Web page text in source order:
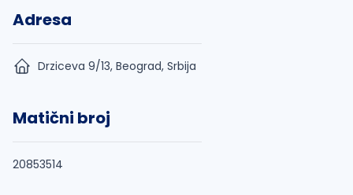
Adresa
Drziceva 9/13, Beograd, Srbija
Matični broj
20853514